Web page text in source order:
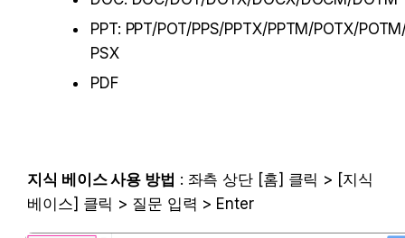
PPT: PPT/POT/PPS/PPTX/PPTM/POTX/
PSX
PDF
지식 베이스 사용 방법 : 좌측 상단 [홈] 클릭 > [지식
베이스] 클릭 > 질문 입력 > Enter